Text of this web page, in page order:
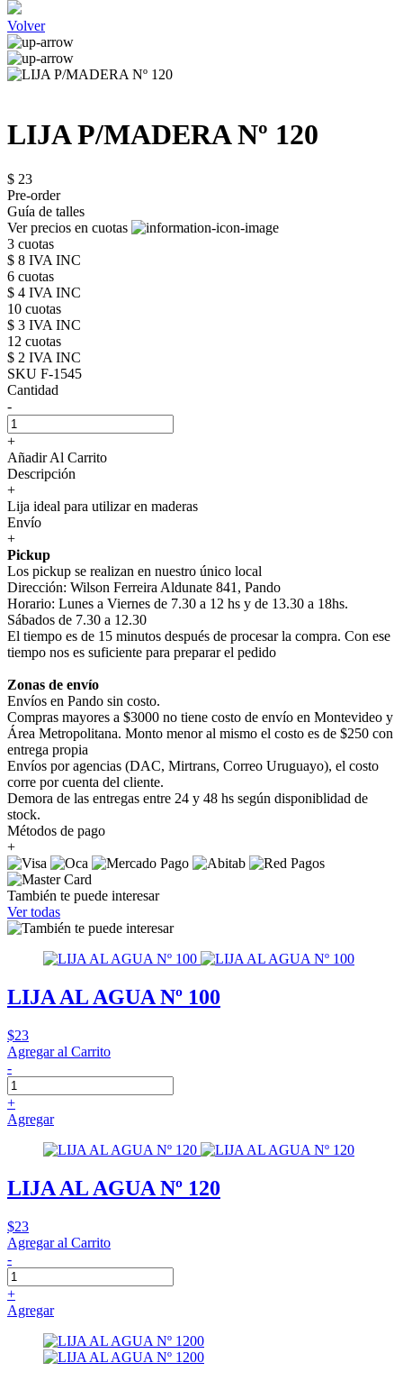
Volver
LIJA P/MADERA Nº 120
$ 23
Pre-order
Guía de talles
Ver precios en cuotas
3 cuotas
$ 8 IVA INC
6 cuotas
$ 4 IVA INC
10 cuotas
$ 3 IVA INC
12 cuotas
$ 2 IVA INC
SKU F-1545
Cantidad
-
+
Añadir Al Carrito
Descripción
+
Lija ideal para utilizar en maderas
Envío
+
Pickup
Los pickup se realizan en nuestro único local
Dirección: Wilson Ferreira Aldunate 841, Pando
Horario: Lunes a Viernes de 7.30 a 12 hs y de 13.30 a 18hs.
Sábados de 7.30 a 12.30
El tiempo es de 15 minutos después de procesar la compra. Con ese
tiempo nos es suficiente para preparar el pedido
Zonas de envío
Envíos en Pando sin costo.
Compras mayores a $3000 no tiene costo de envío en Montevideo y
Área Metropolitana. Monto menor al mismo el costo es de $250 con
entrega propia
Envíos por agencias (DAC, Mirtrans, Correo Uruguayo), el costo
corre por cuenta del cliente.
Demora de las entregas entre 24 y 48 hs según disponiblidad de
stock.
Métodos de pago
+
También te puede interesar
Ver todas
LIJA AL AGUA Nº 100
$23
Agregar al Carrito
-
+
Agregar
LIJA AL AGUA Nº 120
$23
Agregar al Carrito
-
+
Agregar